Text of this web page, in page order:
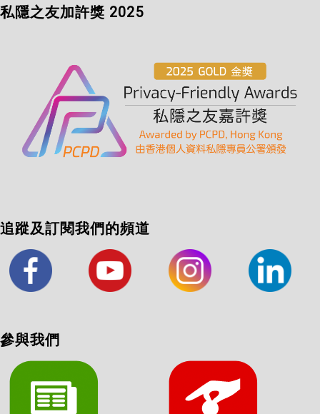
私隱之友加許獎 2025
追蹤及訂閱我們的頻道
參與我們